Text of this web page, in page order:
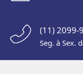
(11) 2099-
Seg. à Sex.